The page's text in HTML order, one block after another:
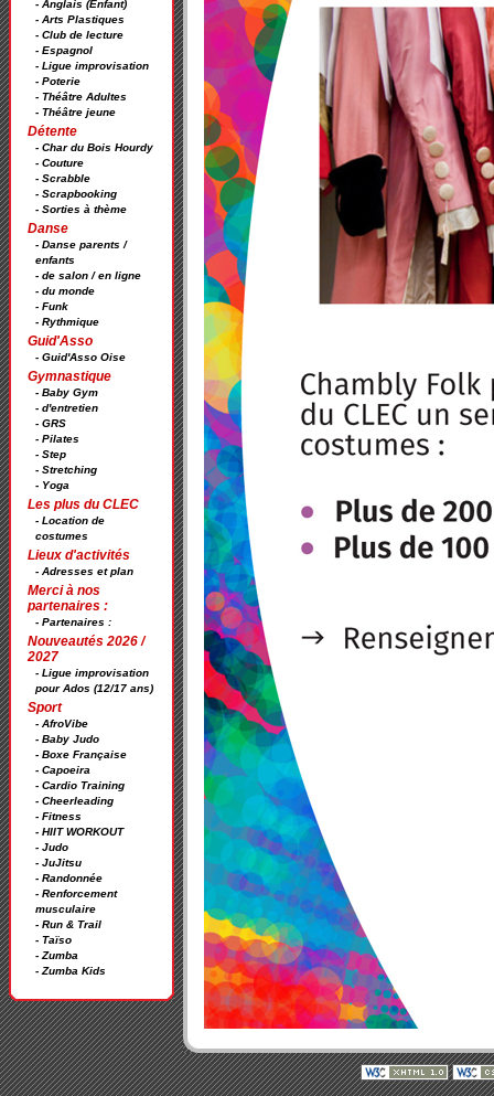
- Anglais (Enfant)
- Arts Plastiques
- Club de lecture
- Espagnol
- Ligue improvisation
- Poterie
- Théâtre Adultes
- Théâtre jeune
Détente
- Char du Bois Hourdy
- Couture
- Scrabble
- Scrapbooking
- Sorties à thème
Danse
- Danse parents /
enfants
- de salon / en ligne
- du monde
- Funk
- Rythmique
Guid'Asso
- Guid'Asso Oise
Gymnastique
- Baby Gym
- d'entretien
- GRS
- Pilates
- Step
- Stretching
- Yoga
Les plus du CLEC
- Location de
costumes
Lieux d'activités
- Adresses et plan
Merci à nos
partenaires :
- Partenaires :
Nouveautés 2026 /
2027
- Ligue improvisation
pour Ados (12/17 ans)
Sport
- AfroVibe
- Baby Judo
- Boxe Française
- Capoeira
- Cardio Training
- Cheerleading
- Fitness
- HIIT WORKOUT
- Judo
- JuJitsu
- Randonnée
- Renforcement
musculaire
- Run & Trail
- Taïso
- Zumba
- Zumba Kids